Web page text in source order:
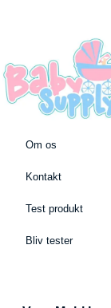
Om os
Kontakt
Test produkt
Bliv tester
Bedste